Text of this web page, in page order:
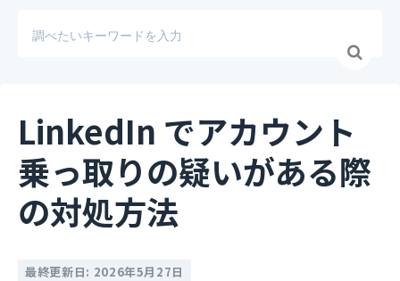
LinkedIn でアカウント
乗っ取りの疑いがある際
の対処方法
最終更新日: 2026年5月27日